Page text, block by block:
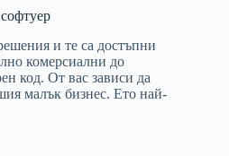
и те са достъпни
комерсиални до
код. От вас зависи да
малък бизнес. Ето най-